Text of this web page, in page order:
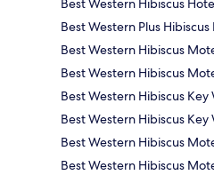
Best Western Hibiscus
Best Western Plus
Best Western Hibiscus
Best Western Hibiscus
Best Western Hibiscus Key
Best Western Hibiscus Key
Best Western Hibiscus
Best Western Hibiscus